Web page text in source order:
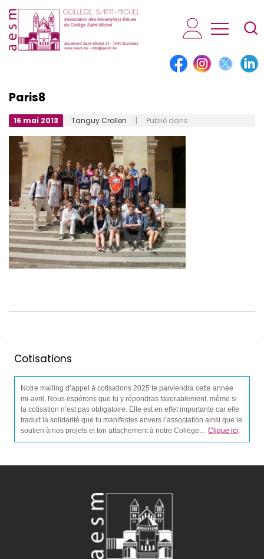
AESM...
Paris8
16 mai 2013 Tanguy Crollen | Publié dans
Cotisations
Notre mailing d’appel à cotisations 2025 te parviendra cette année
mi-avril. Nous espérons que tu y répondras favorablement, même si
la cotisation n’est pas obligatoire. Elle est en effet importante car elle
traduit la solidarité que tu manifestes envers l’association ainsi que le
soutien à nos projets et ton attachement à notre Collège… Clique ici.